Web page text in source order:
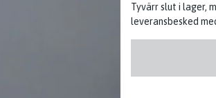
Tyvärr slut i lager,
leveransbesked